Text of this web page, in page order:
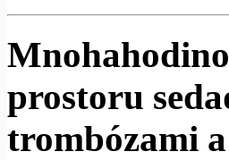
prostoru
trombózami